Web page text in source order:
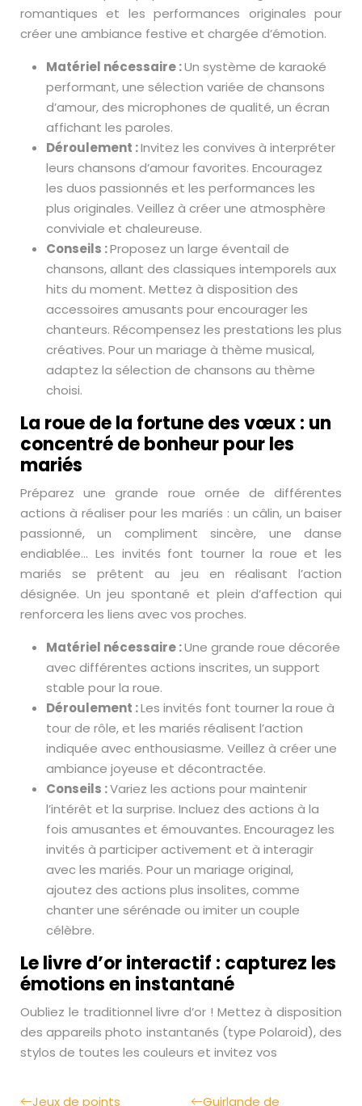
romantiques et les performances originales pour
créer une ambiance festive et chargée d’émotion.
Matériel nécessaire :Un système de karaoké
performant, une sélection variée de chansons
d’amour, des microphones de qualité, un écran
affichant les paroles.
Déroulement :Invitez les convives à interpréter
leurs chansons d’amour favorites. Encouragez
les duos passionnés et les performances les
plus originales. Veillez à créer une atmosphère
conviviale et chaleureuse.
Conseils :Proposez un large éventail de
chansons, allant des classiques intemporels aux
hits du moment. Mettez à disposition des
accessoires amusants pour encourager les
chanteurs. Récompensez les prestations les plus
créatives. Pour un mariage à thème musical,
adaptez la sélection de chansons au thème
choisi.
La roue de la fortune des vœux : un
concentré de bonheur pour les
mariés
Préparez une grande roue ornée de différentes
actions à réaliser pour les mariés : un câlin, un baiser
passionné, un compliment sincère, une danse
endiablée… Les invités font tourner la roue et les
mariés se prêtent au jeu en réalisant l’action
désignée. Un jeu spontané et plein d’affection qui
renforcera les liens avec vos proches.
Matériel nécessaire :Une grande roue décorée
avec différentes actions inscrites, un support
stable pour la roue.
Déroulement :Les invités font tourner la roue à
tour de rôle, et les mariés réalisent l’action
indiquée avec enthousiasme. Veillez à créer une
ambiance joyeuse et décontractée.
Conseils :Variez les actions pour maintenir
l’intérêt et la surprise. Incluez des actions à la
fois amusantes et émouvantes. Encouragez les
invités à participer activement et à interagir
avec les mariés. Pour un mariage original,
ajoutez des actions plus insolites, comme
chanter une sérénade ou imiter un couple
célèbre.
Le livre d’or interactif : capturez les
émotions en instantané
Oubliez le traditionnel livre d’or ! Mettez à disposition
des appareils photo instantanés (type Polaroid), des
stylos de toutes les couleurs et invitez vos
Jeux de points Guirlande de